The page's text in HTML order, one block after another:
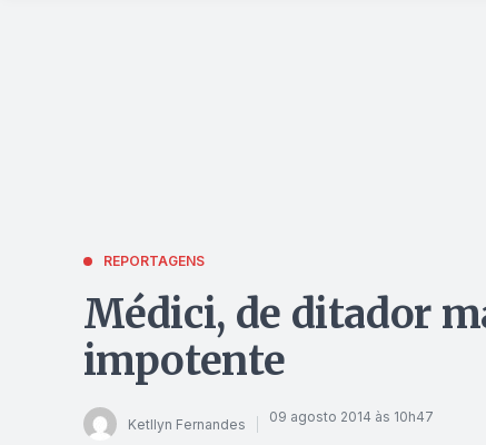
REPORTAGENS
Médici, de ditador
impotente
Ketllyn Fernandes 09 agosto 2014 às 10h47